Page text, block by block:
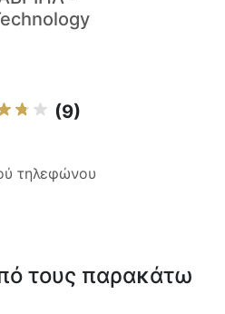
(9)
τηλεφώνου
τους παρακάτω